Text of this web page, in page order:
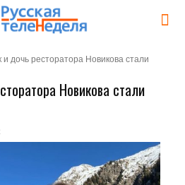
дочь ресторатора Новикова стали
Новикова стали